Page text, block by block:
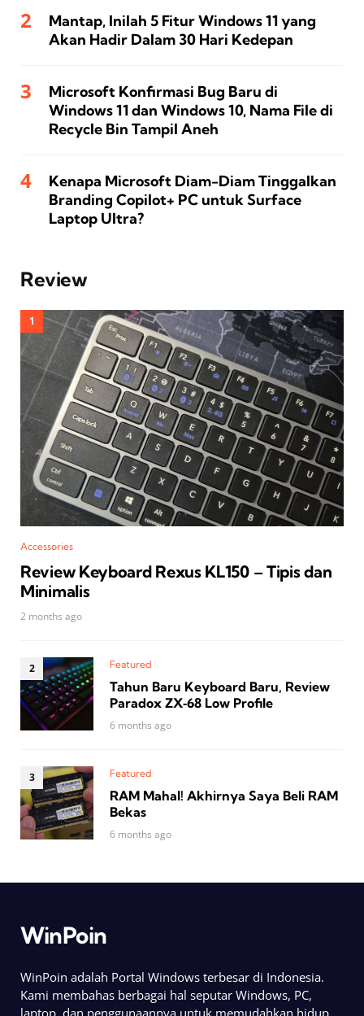
Mantap, Inilah 5 Fitur Windows 11 yang
Akan Hadir Dalam 30 Hari Kedepan
Microsoft Konfirmasi Bug Baru di
Windows 11 dan Windows 10, Nama File di
Recycle Bin Tampil Aneh
Kenapa Microsoft Diam-Diam Tinggalkan
Branding Copilot+ PC untuk Surface
Laptop Ultra?
Review
Accessories
Review Keyboard Rexus KL150 – Tipis dan
Minimalis
2 months ago
Featured
Tahun Baru Keyboard Baru, Review
Paradox ZX‑68 Low Profile
6 months ago
Featured
RAM Mahal! Akhirnya Saya Beli RAM
Bekas
6 months ago
WinPoin
WinPoin adalah Portal Windows terbesar di Indonesia.
Kami membahas berbagai hal seputar Windows, PC,
laptop, dan penggunaannya untuk memudahkan hidup.